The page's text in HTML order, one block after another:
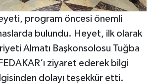
program öncesi önemli
bulundu. Heyet, ilk olarak
Almatı Başkonsolosu Tuğba
ziyaret ederek bilgi
dolayı teşekkür etti.